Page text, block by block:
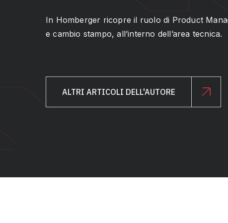
In Homberger ricopre il ruolo di Product
e cambio stampo, all’interno dell’area tecnica.
ALTRI ARTICOLI DELL'AUTORE